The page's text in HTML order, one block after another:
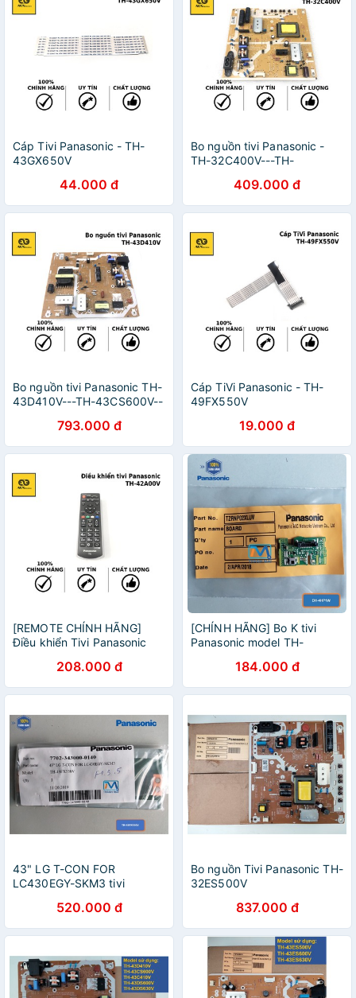
Cáp Tivi Panasonic - TH-
43GX650V
44.000 đ
Bo nguồn tivi Panasonic -
TH-32C400V---TH-
TH-32D400V---TH-
34D410V---TH-32DS500V
409.000 đ
Bo nguồn tivi Panasonic TH-
43D410V---TH-43CS600V--
43DS600V---TH-43D630V
793.000 đ
Cáp TiVi Panasonic - TH-
49FX550V
19.000 đ
[REMOTE CHÍNH HÃNG]
Điều khiển Tivi Panasonic
42A410V---TH-39A400V---
TH-50A410V
208.000 đ
[CHÍNH HÃNG] Bo K tivi
Panasonic model TH-
184.000 đ
43" LG T-CON FOR
LC430EGY-SKM3 tivi
43FX550V520.000 đ
Bo nguồn Tivi Panasonic TH-
32ES500V
837.000 đ